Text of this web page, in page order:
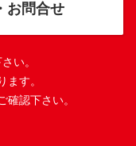
お問合せ
い。
ます。
確認下さい。